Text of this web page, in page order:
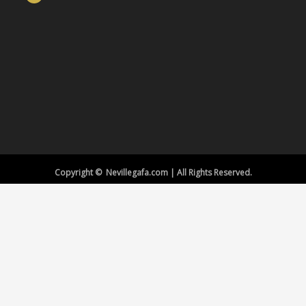
Copyright © Nevillegafa.com | All Rights Reserved.